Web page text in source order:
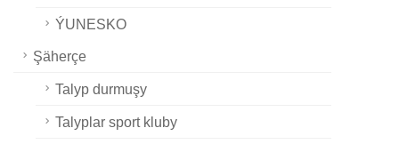
ÝUNESKO
Şäherçe
Talyp durmuşy
Talyplar sport kluby